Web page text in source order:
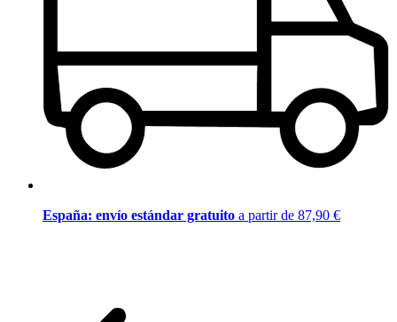
España: envío estándar gratuito a partir de 87,90 €